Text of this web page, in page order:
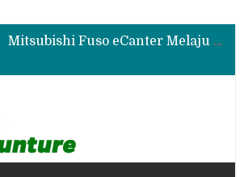
Mitsubishi Fuso Dorong Armada Minim Downtime lewat VIP Fleet Training 2026
Mitsubishi Fuso eCanter Melaju di Bisnis Logistik, Fastana Jadi Pengguna Baru
Mitsubishi Fuso Dorong Armada Minim Downtime lewat VIP Fleet Training 2026